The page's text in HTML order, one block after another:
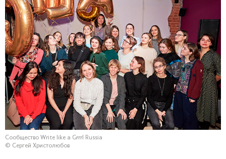
Сообщество Write like a Grrrl Russia
© Сергей Христолюбов